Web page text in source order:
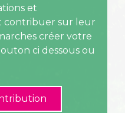
et
contribuer sur leur
créer votre
ci dessous ou